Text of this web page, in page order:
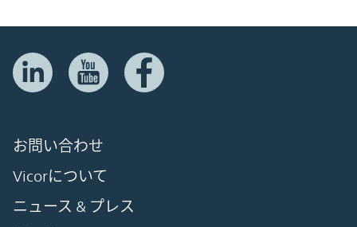
お問い合わせ
Vicorについて
ニュース & プレス